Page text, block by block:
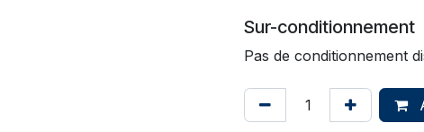
Sur-conditionnement
Pas de conditionnement